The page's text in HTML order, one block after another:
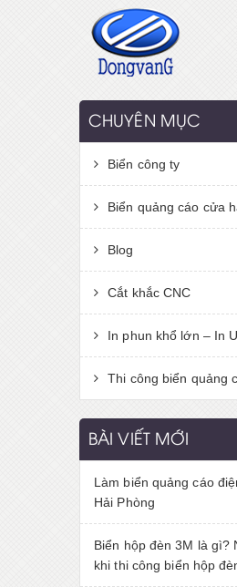
CHUYÊN MỤC
Biển công ty
Biển quảng cáo cửa
Blog
Cắt khắc CNC
In phun khổ lớn – In
Thi công biển quảng
BÀI VIẾT MỚI
Làm biển quảng cáo
Hải Phòng
Biển hộp đèn 3M là gì?
khi thi công biển hộp